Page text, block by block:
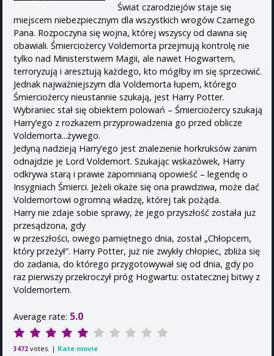
Świat czarodziejów staje się
miejscem niebezpiecznym dla wszystkich wrogów Czarnego
Pana. Rozpoczyna się wojna, której wszyscy od dawna się
obawiali. Śmierciożercy Voldemorta przejmują kontrolę nie
tylko nad Ministerstwem Magii, ale nawet Hogwartem,
terroryzują i aresztują każdego, kto mógłby im się sprzeciwić.
Jednak najważniejszym dla Voldemorta łupem, którego
Śmierciożercy nieustannie szukają, jest Harry Potter.
Wybraniec stał się obiektem polowań – Śmierciożercy szukają
Harry’ego z rozkazem przyprowadzenia go przed oblicze
Voldemorta...żywego.
Jedyną nadzieją Harry’ego jest znalezienie horkruksów zanim
odnajdzie je Lord Voldemort. Szukając wskazówek, Harry
odkrywa starą i prawie zapomnianą opowieść – legendę o
Insygniach Śmierci. Jeżeli okaże się ona prawdziwa, może dać
Voldemortowi ogromną władzę, której tak pożąda.
Harry nie zdaje sobie sprawy, że jego przyszłość została juz
przesądzona, gdy
w przeszłości, owego pamiętnego dnia, został „Chłopcem,
który przeżył”. Harry Potter, już nie zwykły chłopiec, zbliża się
do zadania, do którego przygotowywał się od dnia, gdy po
raz pierwszy przekroczył próg Hogwartu: ostatecznej bitwy z
Voldemortem.
Average rate: 5.0
3472 votes. | Rate movie